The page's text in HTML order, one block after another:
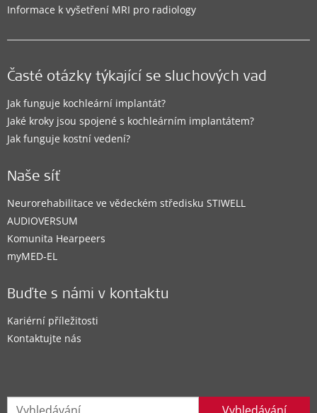
Podporovaná sluchová řešení:
BONEBRIDGE,VIBRANT SOUNDBRIDGE,EAS System,
17. listopadu 1790
Podporovaná sluchová řešení:
CI System
Kontakty
Implantační centrum pro dospělé
Informace k vyšetření MRI pro radiology
Časté otázky týkající se sluchových vad
Jak funguje kochleární implantát?
Jaké kroky jsou spojené s kochleárním implantátem?
Jak funguje kostní vedení?
Naše síť
Neurorehabilitace ve vědeckém středisku STIWELL
AUDIOVERSUM
Komunita Hearpeers
myMED‑EL
Buďte s námi v kontaktu
Kariérní příležitosti
Kontaktujte nás